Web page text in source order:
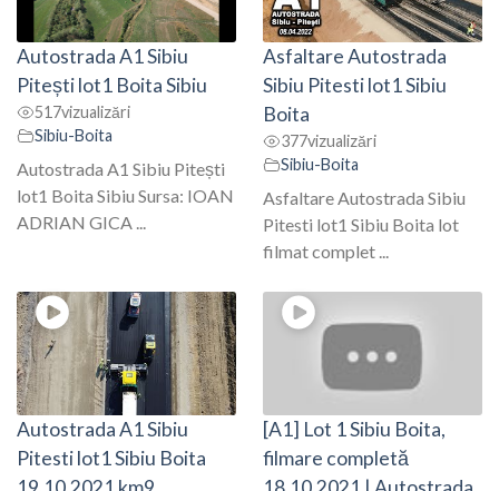
Autostrada A1 Sibiu
Pitești lot1 Boita Sibiu
517vizualizări
Sibiu-Boita
Autostrada A1 Sibiu Pitești
lot1 Boita Sibiu Sursa: IOAN
ADRIAN GICA ...
Asfaltare Autostrada
Sibiu Pitesti lot1 Sibiu
Boita
377vizualizări
Sibiu-Boita
Asfaltare Autostrada Sibiu
Pitesti lot1 Sibiu Boita lot
filmat complet ...
Autostrada A1 Sibiu
Pitesti lot1 Sibiu Boita
[A1] Lot 1 Sibiu Boita,
filmare completă